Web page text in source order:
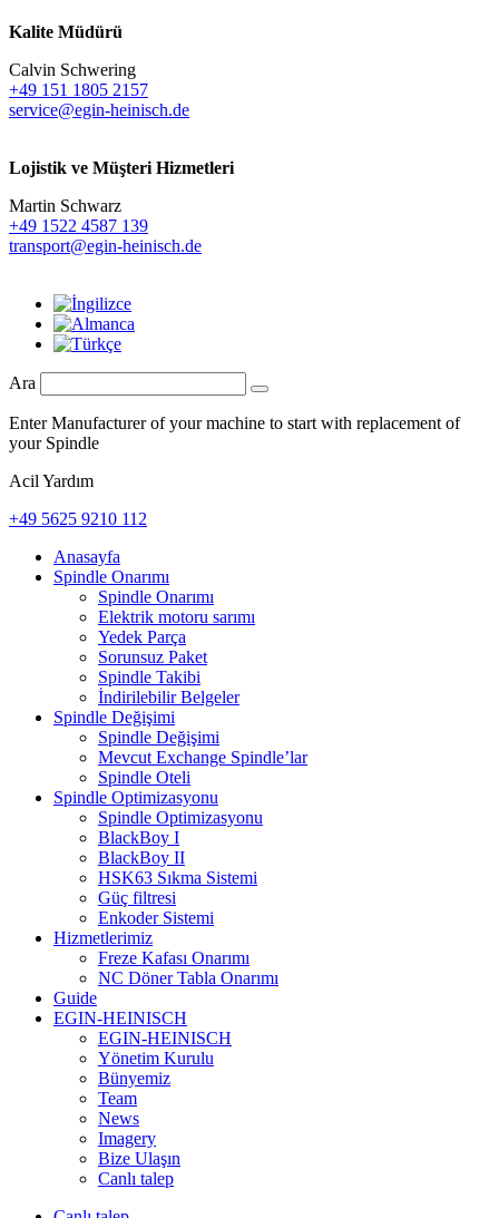
Kalite Müdürü
Calvin Schwering
+49 151 1805 2157
service@egin-heinisch.de
Lojistik ve Müşteri Hizmetleri
Martin Schwarz
+49 1522 4587 139
transport@egin-heinisch.de
Ara
Enter Manufacturer of your machine to start with replacement of
your Spindle
Acil Yardım
+49 5625 9210 112
Anasayfa
Spindle Onarımı
Spindle Onarımı
Elektrik motoru sarımı
Yedek Parça
Sorunsuz Paket
Spindle Takibi
İndirilebilir Belgeler
Spindle Değişimi
Spindle Değişimi
Mevcut Exchange Spindle’lar
Spindle Oteli
Spindle Optimizasyonu
Spindle Optimizasyonu
BlackBoy I
BlackBoy II
HSK63 Sıkma Sistemi
Güç filtresi
Enkoder Sistemi
Hizmetlerimiz
Freze Kafası Onarımı
NC Döner Tabla Onarımı
Guide
EGIN-HEINISCH
EGIN-HEINISCH
Yönetim Kurulu
Bünyemiz
Team
News
Imagery
Bize Ulaşın
Canlı talep